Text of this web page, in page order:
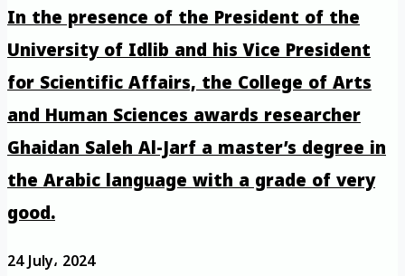
In the presence of the President of the
University of Idlib and his Vice President
for Scientific Affairs, the College of Arts
and Human Sciences awards researcher
Ghaidan Saleh Al-Jarf a master’s degree in
the Arabic language with a grade of very
good.
24 July، 2024